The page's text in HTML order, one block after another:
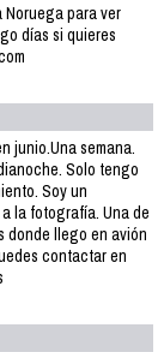
Noruega para ver
días si quieres
junio.Una semana.
Solo tengo
Soy un
la fotografía. Una de
donde llego en avión
contactar en